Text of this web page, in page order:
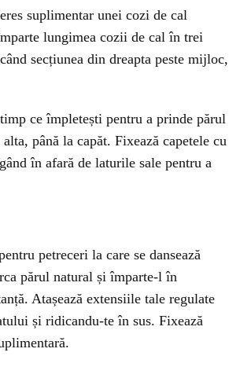
suplimentar unei cozi de cal
lungimea cozii de cal în trei
secțiunea din dreapta peste mijloc,
ce împletești pentru a prinde părul
până la capăt. Fixează capetele cu
în afară de laturile sale pentru a
petreceri la care se dansează
părul natural și împarte-l în
Atașează extensiile tale regulate
și ridicandu-te în sus. Fixează